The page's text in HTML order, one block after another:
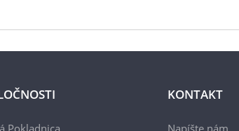
Pokladnica
KONTAKT
Napíšte nám